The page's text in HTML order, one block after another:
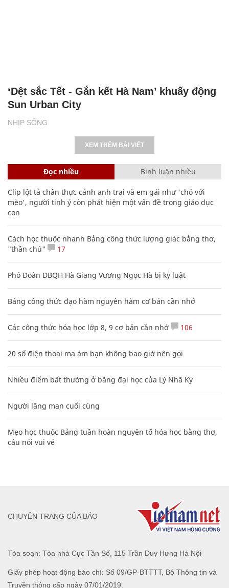
NHỊP SỐNG
‘Dệt sắc Tết - Gắn kết Hà Nam’ khuấy động
Sun Urban City
XEM THÊM BÀI VIẾT
Đọc nhiều Bình luận nhiều
Clip lột tả chân thực cảnh anh trai và em gái như 'chó với
mèo', người tinh ý còn phát hiện một vấn đề trong giáo dục
con
Cách học thuộc nhanh Bảng công thức lượng giác bằng thơ,
"thần chú"
17
Phó Đoàn ĐBQH Hà Giang Vương Ngọc Hà bị kỷ luật
Bảng công thức đạo hàm nguyên hàm cơ bản cần nhớ
Các công thức hóa học lớp 8, 9 cơ bản cần nhớ 106
20 số điện thoại ma ám bạn không bao giờ nên gọi
Nhiều điểm bất thường ở bằng đại học của Lý Nhã Kỳ
Người lãng mạn cuối cùng
Mẹo học thuộc Bảng tuần hoàn nguyên tố hóa học bằng thơ,
câu nói vui vẻ
Tòa soạn: Tòa nhà Cục Tần Số, 115 Trần Duy Hưng Hà Nội
Giấy phép hoạt động báo chí: Số 09/GP-BTTTT, Bộ Thông tin và
Truyền thông cấp ngày 07/01/2019.
CHUYÊN TRANG CỦA BÁO